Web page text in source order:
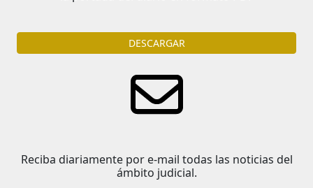
DESCARGAR
Reciba diariamente por e-mail todas las noticias del
ámbito judicial.